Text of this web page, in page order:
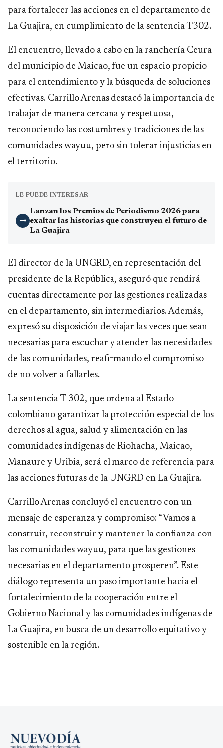
para fortalecer las acciones en el departamento de
La Guajira, en cumplimiento de la sentencia T302.
El encuentro, llevado a cabo en la ranchería Ceura
del municipio de Maicao, fue un espacio propicio
para el entendimiento y la búsqueda de soluciones
efectivas. Carrillo Arenas destacó la importancia de
trabajar de manera cercana y respetuosa,
reconociendo las costumbres y tradiciones de las
comunidades wayuu, pero sin tolerar injusticias en
el territorio.
LE PUEDE INTERESAR
→
Lanzan los Premios de Periodismo 2026 para
exaltar las historias que construyen el futuro de
La Guajira
El director de la UNGRD, en representación del
presidente de la República, aseguró que rendirá
cuentas directamente por las gestiones realizadas
en el departamento, sin intermediarios. Además,
expresó su disposición de viajar las veces que sean
necesarias para escuchar y atender las necesidades
de las comunidades, reafirmando el compromiso
de no volver a fallarles.
La sentencia T-302, que ordena al Estado
colombiano garantizar la protección especial de los
derechos al agua, salud y alimentación en las
comunidades indígenas de Riohacha, Maicao,
Manaure y Uribia, será el marco de referencia para
las acciones futuras de la UNGRD en La Guajira.
Carrillo Arenas concluyó el encuentro con un
mensaje de esperanza y compromiso: “Vamos a
construir, reconstruir y mantener la confianza con
las comunidades wayuu, para que las gestiones
necesarias en el departamento prosperen”. Este
diálogo representa un paso importante hacia el
fortalecimiento de la cooperación entre el
Gobierno Nacional y las comunidades indígenas de
La Guajira, en busca de un desarrollo equitativo y
sostenible en la región.